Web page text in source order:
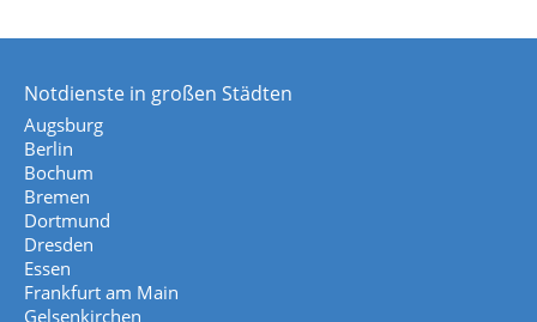
Notdienste in großen Städten
Augsburg
Berlin
Bochum
Bremen
Dortmund
Dresden
Essen
Frankfurt am Main
Gelsenkirchen